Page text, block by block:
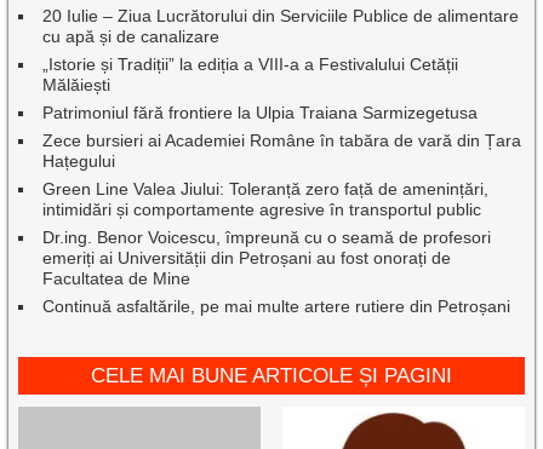
20 Iulie – Ziua Lucrătorului din Serviciile Publice de alimentare
cu apă și de canalizare
„Istorie și Tradiții” la ediția a VIII-a a Festivalului Cetății
Mălăiești
Patrimoniul fără frontiere la Ulpia Traiana Sarmizegetusa
Zece bursieri ai Academiei Române în tabăra de vară din Țara
Hațegului
Green Line Valea Jiului: Toleranță zero față de amenințări,
intimidări și comportamente agresive în transportul public
Dr.ing. Benor Voicescu, împreună cu o seamă de profesori
emeriți ai Universității din Petroșani au fost onorați de
Facultatea de Mine
Continuă asfaltările, pe mai multe artere rutiere din Petroșani
CELE MAI BUNE ARTICOLE ȘI PAGINI